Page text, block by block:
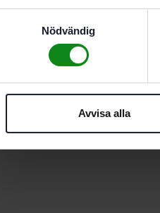
Nödvändig
Avvisa alla